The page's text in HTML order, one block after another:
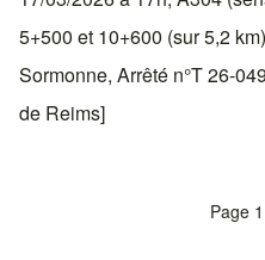
5+500 et 10+600 (sur 5,2
Sormonne, Arrêté n°T 26-
de Reims]
Page 1